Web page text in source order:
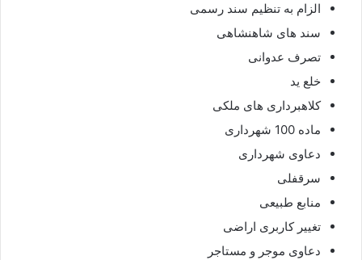
الزام به تنظیم سند رسمی
سند های شاهنشاهی
تصرف عدوانی
خلع ید
کلاهبرداری های ملکی
ماده 100 شهرداری
دعاوی شهرداری
سرقفلی
منابع طبیعی
تغییر کاربری اراضی
دعاوی موجر و مستاجر